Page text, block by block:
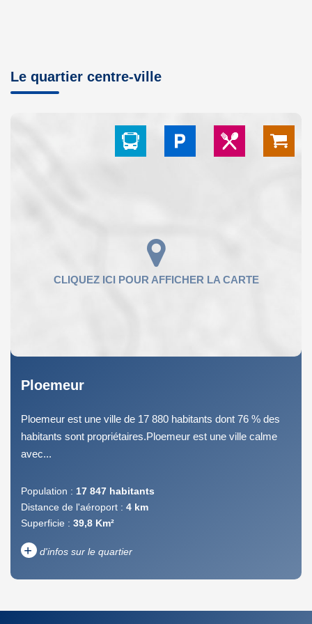
Le quartier centre-ville
Ploemeur
Ploemeur est une ville de 17 880 habitants dont 76 % des
habitants sont propriétaires.Ploemeur est une ville calme
avec...
Population : 17 847 habitants
Distance de l'aéroport : 4 km
Superficie : 39,8 Km²
+ d'infos sur le quartier